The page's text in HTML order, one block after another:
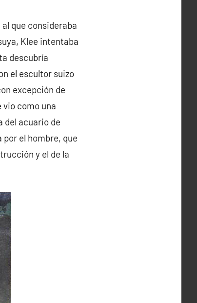
al que consideraba
Klee intentaba
descubría
el escultor suizo
excepción de
vio como una
del acuario de
el hombre, que
y el de la